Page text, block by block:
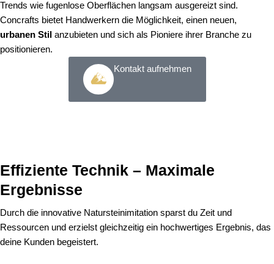
Trends wie fugenlose Oberflächen langsam ausgereizt sind.
Concrafts bietet Handwerkern die Möglichkeit, einen neuen,
urbanen Stil anzubieten und sich als Pioniere ihrer Branche zu
positionieren.
Kontakt aufnehmen
Effiziente Technik – Maximale
Ergebnisse
Durch die innovative Natursteinimitation sparst du Zeit und
Ressourcen und erzielst gleichzeitig ein hochwertiges Ergebnis, das
deine Kunden begeistert.